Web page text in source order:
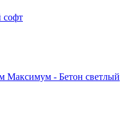
софт
Максимум - Бетон светлый